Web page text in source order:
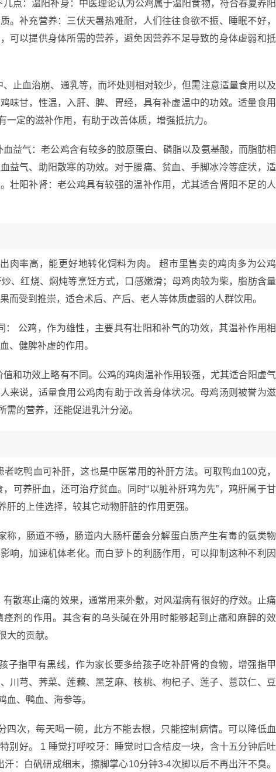
点：温阳补身：中医理论认为公鸡属于温阳食物，符合春夏养阳
。补充营养：三伏天暑热难耐，人们往往食欲不振、睡眠不好，
可以提供身体所需的营养，避免因营养不足导致的身体虚弱和抵
止血治崩、通乳等，而坏处则相对较少，但需注意适量食用以及
味甘，性温，入肝、脾、胃经，具有补虚温中的功效。适量食用
定的滋补作用，有助于改善体质，增强抵抗力。
益气：老公鸡含有较多的胶原蛋白、磷脂以及氨基酸，而脂肪相
益气、助阳散寒的功效。对于腰痛、贫血、手脚冰冷等症状，适
壮阳补肾：老公鸡具有较强的温补作用，尤其适合肾阳不足的人
肉率高，能更好地转化饲料为肉。 超市里售卖的鸡肉多为公鸡
、红烧、焖炖等烹饪方式，口感嫩滑；母鸡肉较为柴，脂肪含量
而受到推崇，适合术后、产后、老人等体质虚弱的人群饮用。
： 公鸡，作为雄性，主要具有壮阳和补气的功效，其温补作用相
、健脾补虚的作用。
和功效上略有不同。公鸡的鸡肉温补作用较强，尤其适合阳虚气
来说，适量食用公鸡肉有助于改善身体状况。母鸡汤则被誉为滋
的营养，还能促进乳汁分泌。
吃鸭血可补肝，这也是中医常用的补肝方法。可取鸭血100克，
可养肝血，还可治疗贫血。同时“以脏补肝鸡为先”，鸡肝属于甘
的上佳选择，较其它动物肝脏的作用更强。
称，肠道不畅，肠道内大肠杆菌会分解蛋白质产生有毒的氨类物
响，加速机体老化。而白萝卜的利肠作用，可以抑制这种不利因
散寒止痛的效果，通常用来外敷，对风湿病有很好的疗效。止痛
剂的作用。其含有的乌头碱在外用时能够起到止痛和麻醉的效
大的贡献。
子指甲有黑线，作为家长要多给孩子吃补肝肾的食物，增强指甲
川芎、荠菜、莲藕、黑芝麻、核桃、枸杞子、莲子、薏苡仁、豆
血、鸭血、海参等。
四次，每天喝一碗，此方不能去根，只能控制病情。可以降低血
别好。 1 睡觉打呼咬牙：睡觉时口含桔皮一块，含十五分钟后吐
：白矾研成细末，擦脚掌心10分钟3-4次脚以后不再出汗不臭。